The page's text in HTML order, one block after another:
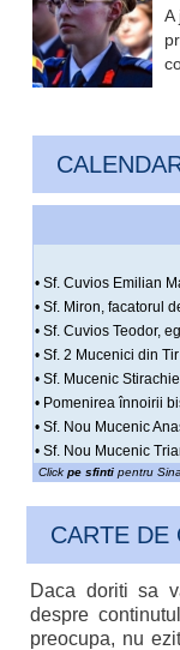
A
• Sf. Cuvios Emilian
• Sf. Miron, facatorul
• Sf. Cuvios Teodor,
• Sf. 2 Mucenici din Tir
• Sf. Mucenic Stirachie
• Pomenirea înnoirii
• Sf. Nou Mucenic
• Sf. Nou Mucenic
Click pe sfintipentru
CARTE DE
Daca doriti sa
despre
preocupa, nu